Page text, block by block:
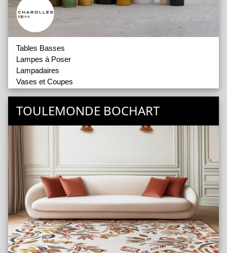
Tables Basses
Lampes à Poser
Lampadaires
Vases et Coupes
Objets Décoratifs
TOULEMONDE BOCHART